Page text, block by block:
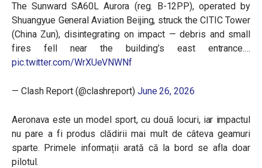
The Sunward SA60L Aurora (reg. B-12PP), operated by
Shuangyue General Aviation Beijing, struck the CITIC Tower
(China Zun), disintegrating on impact — debris and small
fires fell near the building’s east entrance.…
pic.twitter.com/WrXUeVNWNf
— Clash Report (@clashreport) June 26, 2026
Aeronava este un model sport, cu două locuri, iar impactul
nu pare a fi produs clădirii mai mult de câteva geamuri
sparte. Primele informații arată că la bord se afla doar
pilotul.